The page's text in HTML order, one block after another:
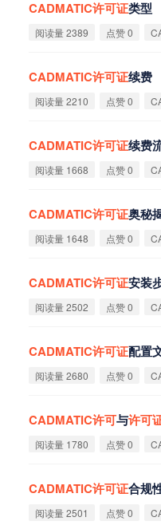
CADMATIC许可证类型
阅读量 2389 点赞 0
CADMATIC许可证续费
阅读量 2210 点赞 0
CADMATIC许可证续费
阅读量 1668 点赞 0
CADMATIC许可证奥秘
阅读量 1648 点赞 0
CADMATIC许可证安装
阅读量 2502 点赞 0
CADMATIC许可证配置
阅读量 2680 点赞 0
CADMATIC许可与许可
阅读量 1780 点赞 0
CADMATIC许可证合规
阅读量 2501 点赞 0